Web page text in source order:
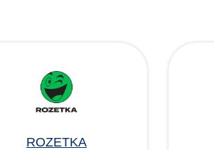
ROZETKA